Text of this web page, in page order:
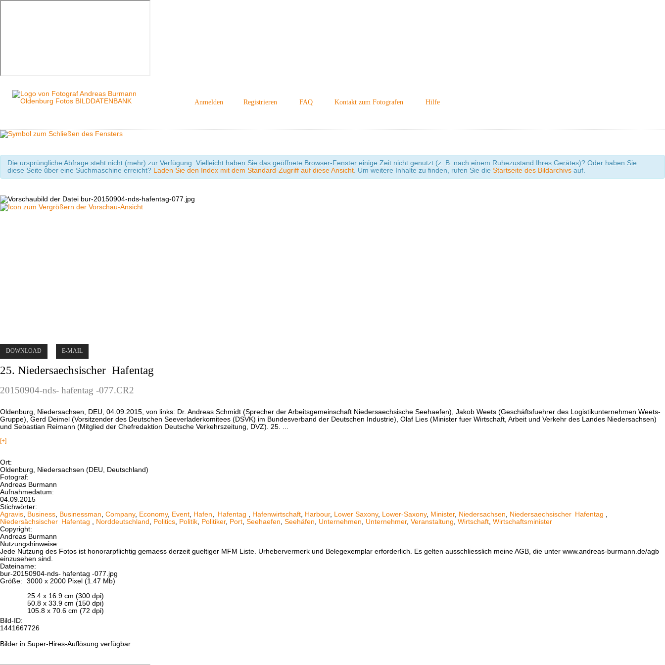
Anmelden Registrieren FAQ Kontakt zum Fotografen Hilfe
Die ursprüngliche Abfrage steht nicht (mehr) zur Verfügung. Vielleicht haben Sie das geöffnete Browser-Fenster einige Zeit nicht genutzt (z. B. nach einem Ruhezustand Ihres Gerätes)? Oder haben Sie
diese Seite über eine Suchmaschine erreicht? Laden Sie den Index mit dem Standard-Zugriff auf diese Ansicht. Um weitere Inhalte zu finden, rufen Sie die Startseite des Bildarchivs auf.
DOWNLOAD E-MAIL
25. Niedersaechsischer Hafentag
20150904-nds- hafentag -077.CR2
Oldenburg, Niedersachsen, DEU, 04.09.2015, von links: Dr. Andreas Schmidt (Sprecher der Arbeitsgemeinschaft Niedersaechsische Seehaefen), Jakob Weets (Geschäftsfuehrer des Logistikunternehmen Weets-
Gruppe), Gerd Deimel (Vorsitzender des Deutschen Seeverladerkomitees (DSVK) im Bundesverband der Deutschen Industrie), Olaf Lies (Minister fuer Wirtschaft, Arbeit und Verkehr des Landes Niedersachsen)
und Sebastian Reimann (Mitglied der Chefredaktion Deutsche Verkehrszeitung, DVZ). 25. ...
[+]
Ort:
Oldenburg, Niedersachsen (DEU, Deutschland)
Fotograf:
Andreas Burmann
Aufnahmedatum:
04.09.2015
Stichwörter:
Agravis Business Businessman Company, Economy, Event Hafen Hafentag Hafenwirtschaft, Harbour, Lower Saxony, Lower-Saxony, Minister, Niedersachsen Niedersaechsischer Hafentag
Niedersächsischer Hafentag Norddeutschland Politics, Politik, Politiker, Port, Seehaefen Seehäfen Unternehmen Unternehmer, Veranstaltung Wirtschaft, Wirtschaftsminister
Copyright:
Andreas Burmann
Nutzungshinweise:
Jede Nutzung des Fotos ist honorarpflichtig gemaess derzeit gueltiger MFM Liste. Urhebervermerk und Belegexemplar erforderlich. Es gelten ausschliesslich meine AGB, die unter www.andreas-burmann.de/agb
einzusehen sind.
Dateiname:
bur-20150904-nds- hafentag -077.jpg
Größe:
3000 x 2000 Pixel (1.47 Mb)
25.4 x 16.9 cm (300 dpi)
50.8 x 33.9 cm (150 dpi)
105.8 x 70.6 cm (72 dpi)
Bild-ID:
1441667726
Bilder in Super-Hires-Auflösung verfügbar